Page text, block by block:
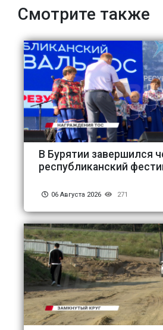
Смотрите также
В Бурятии завершился
республиканский
06 Августа 2026 271